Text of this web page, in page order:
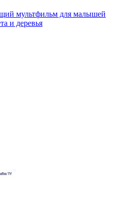
мультфильм для малышей
и деревья